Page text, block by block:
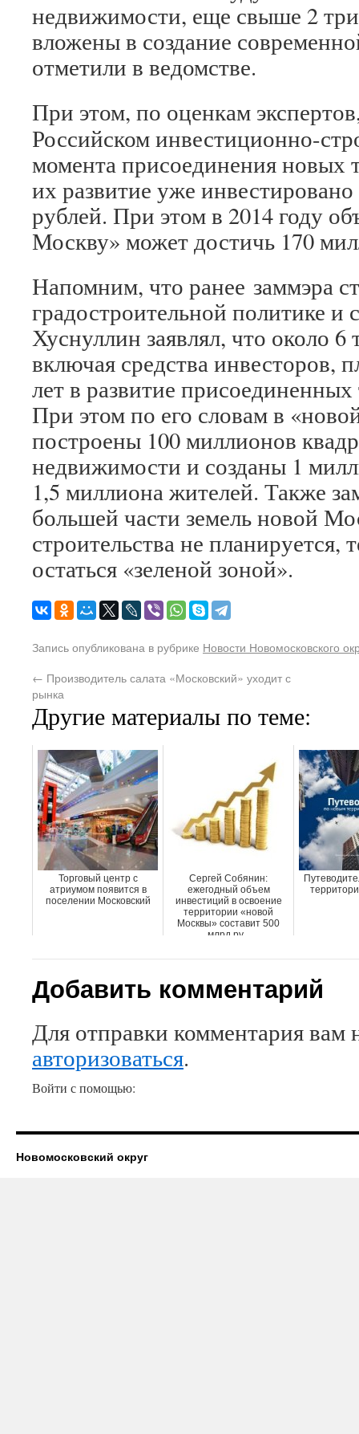
недвижимости, еще свыше 2
вложены в создание
отметили в ведомстве.
При этом, по оценкам
Российском инвестиционно-
момента присоединения новых
их развитие уже
рублей. При этом в 2014 году
Москву» может достичь 170
Напомним, что ранее заммэра
градостроительной политике и
Хуснуллин заявлял, что около
включая средства инвесторов,
лет в развитие
При этом по его словам в
построены 100 миллионов
недвижимости и созданы 1
1,5 миллиона жителей. Также
большей части земель новой
строительства не планируется,
остаться «зеленой зоной».
Запись опубликована в рубрике Новости Новомосковского
← Производитель салата «Московский» уходит с
рынка
Другие материалы по теме:
Торговый центр с
атриумом появится в
поселении Московский
Сергей Собянин:
ежегодный объем
инвестиций в освоение
территории «новой
Москвы» составит 500
млрд ру...
Добавить комментарий
Для отправки комментария вам
авторизоваться.
Войти с помощью:
Новомосковский округ